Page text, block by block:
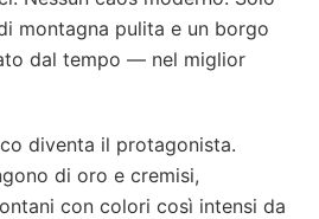
montagna pulita e un borgo
dal tempo — nel miglior
diventa il protagonista.
di oro e cremisi,
con colori così intensi da